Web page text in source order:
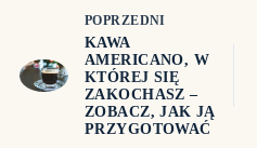
POPRZEDNI
KAWA
AMERICANO, W
KTÓREJ SIĘ
ZAKOCHASZ –
ZOBACZ, JAK JĄ
PRZYGOTOWAĆ